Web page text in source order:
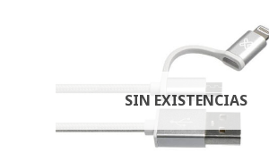
SIN EXISTENCIAS